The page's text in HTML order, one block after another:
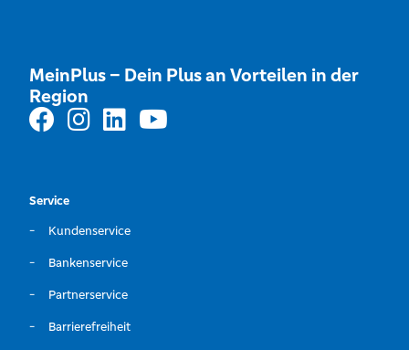
MeinPlus – Dein Plus an Vorteilen in der
Region
Service
Kundenservice
Bankenservice
Partnerservice
Barrierefreiheit